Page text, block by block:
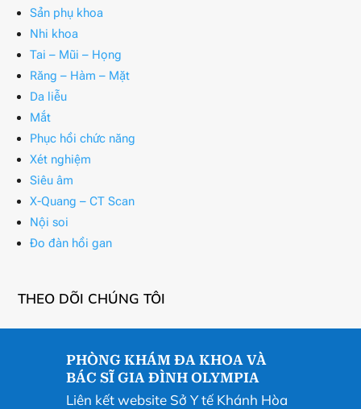
Sản phụ khoa
Nhi khoa
Tai – Mũi – Họng
Răng – Hàm – Mặt
Da liễu
Mắt
Phục hồi chức năng
Xét nghiệm
Siêu âm
X-Quang – CT Scan
Nội soi
Đo đàn hồi gan
THEO DÕI CHÚNG TÔI
PHÒNG KHÁM ĐA KHOA VÀ
BÁC SĨ GIA ĐÌNH OLYMPIA
Liên kết website Sở Y tế Khánh Hòa